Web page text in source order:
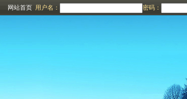
网站首页 用户名： 密码：